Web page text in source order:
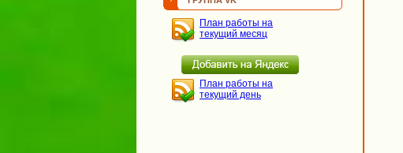
План работы на
текущий месяц
План работы на
текущий день